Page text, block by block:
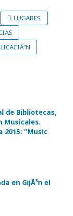
LUGARES
de Bibliotecas,
Musicales.
2015: "Music
en GijÃ³n el